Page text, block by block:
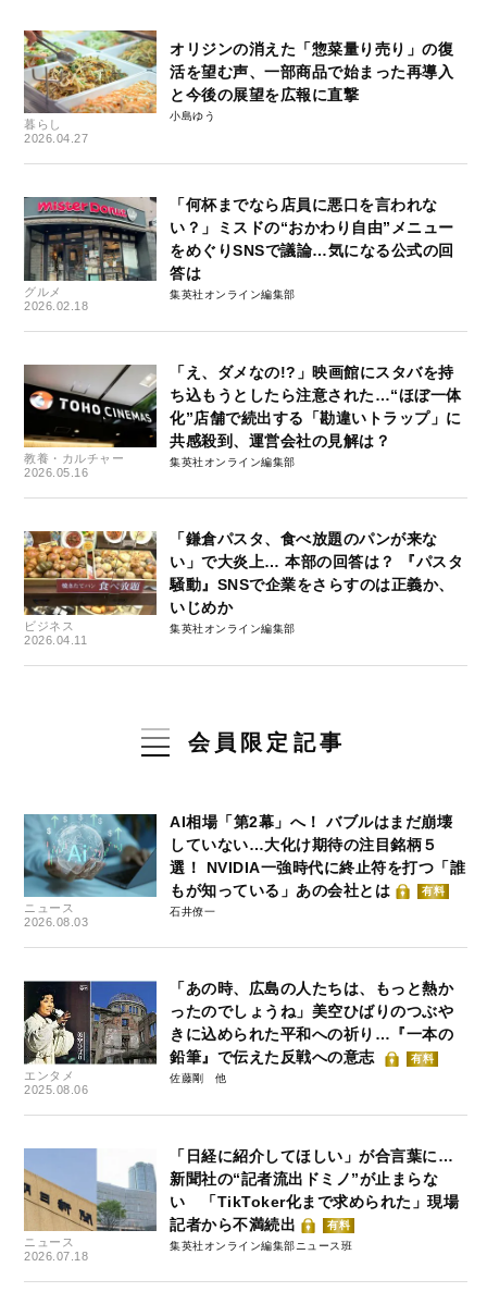
暮らし
2026.04.27
オリジンの消えた「惣菜量り売り」の復
活を望む声、一部商品で始まった再導入
と今後の展望を広報に直撃
小島ゆう
グルメ
2026.02.18
「何杯までなら店員に悪口を言われな
い？」ミスドの“おかわり自由”メニュー
をめぐりSNSで議論…気になる公式の回
答は
集英社オンライン編集部
教養・カルチャー
2026.05.16
「え、ダメなの!?」映画館にスタバを持
ち込もうとしたら注意された…“ほぼ一体
化”店舗で続出する「勘違いトラップ」に
共感殺到、運営会社の見解は？
集英社オンライン編集部
ビジネス
2026.04.11
「鎌倉パスタ、食べ放題のパンが来な
い」で大炎上… 本部の回答は？ 『パスタ
騒動』SNSで企業をさらすのは正義か、
いじめか
集英社オンライン編集部
会員限定記事
ニュース
2026.08.03
AI相場「第2幕」へ！ バブルはまだ崩壊
していない…大化け期待の注目銘柄５
選！ NVIDIA一強時代に終止符を打つ「誰
もが知っている」あの会社とは
有料
石井僚一
エンタメ
2025.08.06
「あの時、広島の人たちは、もっと熱か
ったのでしょうね」美空ひばりのつぶや
きに込められた平和への祈り…『一本の
鉛筆』で伝えた反戦への意志
有料
佐藤剛
ニュース
2026.07.18
「日経に紹介してほしい」が合言葉に…
新聞社の“記者流出ドミノ”が止まらな
い 「TikToker化まで求められた」現場
記者から不満続出
有料
集英社オンライン編集部ニュース班